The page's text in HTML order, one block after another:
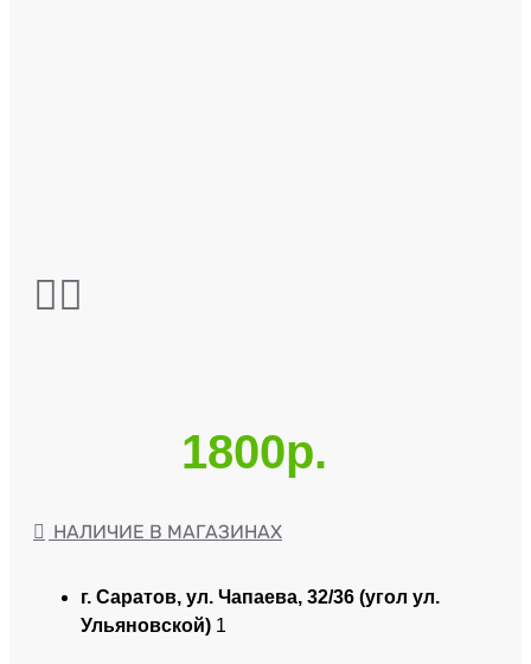
1800р.
НАЛИЧИЕ В МАГАЗИНАХ
г. Саратов, ул. Чапаева, 32/36 (угол ул.
Ульяновской) 1